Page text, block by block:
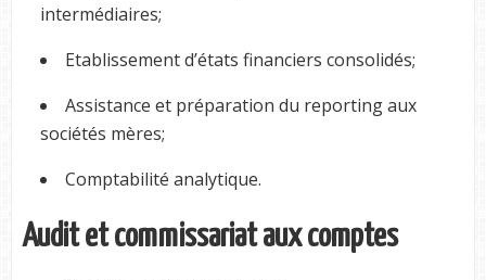
intermédiaires;
Etablissement d’états financiers consolidés;
Assistance et préparation du reporting aux
sociétés mères;
Comptabilité analytique.
Audit et commissariat aux comptes